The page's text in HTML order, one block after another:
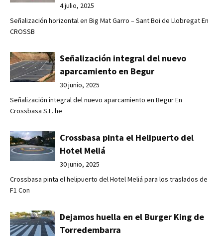
4 julio, 2025
Señalización horizontal en Big Mat Garro – Sant Boi de Llobregat En
CROSSB
Señalización integral del nuevo
aparcamiento en Begur
30 junio, 2025
Señalización integral del nuevo aparcamiento en Begur En
Crossbasa S.L. he
Crossbasa pinta el Helipuerto del
Hotel Meliá
30 junio, 2025
Crossbasa pinta el helipuerto del Hotel Meliá para los traslados de
F1 Con
Dejamos huella en el Burger King de
Torredembarra